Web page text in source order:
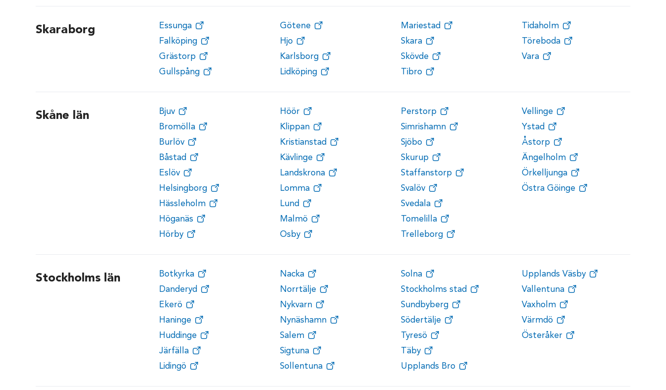
Skaraborg
Essunga
Falköping
Grästorp
Gullspång
Götene
Hjo
Karlsborg
Lidköping
Mariestad
Skara
Skövde
Tibro
Tidaholm
Töreboda
Vara
Skåne län
Bjuv
Bromölla
Burlöv
Båstad
Eslöv
Helsingborg
Hässleholm
Höganäs
Hörby
Höör
Klippan
Kristianstad
Kävlinge
Landskrona
Lomma
Lund
Malmö
Osby
Perstorp
Simrishamn
Sjöbo
Skurup
Staffanstorp
Svalöv
Svedala
Tomelilla
Trelleborg
Vellinge
Ystad
Åstorp
Ängelholm
Örkelljunga
Östra Göinge
Stockholms län
Botkyrka
Danderyd
Ekerö
Haninge
Huddinge
Järfälla
Lidingö
Nacka
Norrtälje
Nykvarn
Nynäshamn
Salem
Sigtuna
Sollentuna
Solna
Stockholms stad
Sundbyberg
Södertälje
Tyresö
Täby
Upplands Bro
Upplands Väsby
Vallentuna
Vaxholm
Värmdö
Österåker